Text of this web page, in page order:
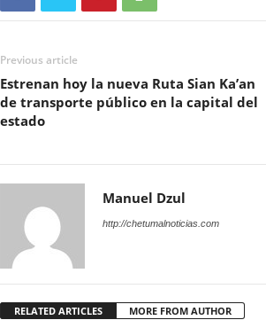
Previous article
Estrenan hoy la nueva Ruta Sian Ka’an
de transporte público en la capital del
estado
Manuel Dzul
http://chetumalnoticias.com
RELATED ARTICLES MORE FROM AUTHOR